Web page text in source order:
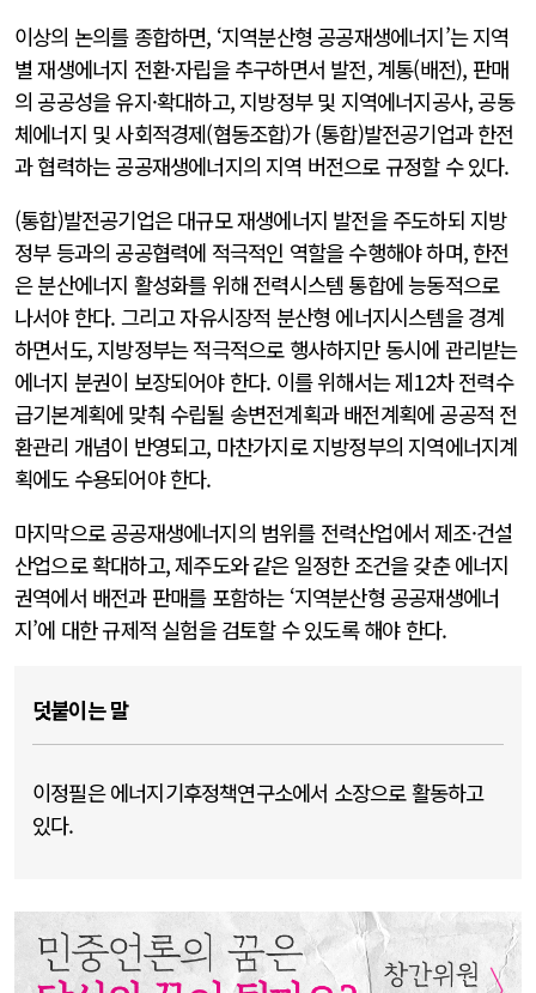
이상의 논의를 종합하면, ‘지역분산형 공공재생에너지’는 지역
별 재생에너지 전환·자립을 추구하면서 발전, 계통(배전), 판매
의 공공성을 유지·확대하고, 지방정부 및 지역에너지공사, 공동
체에너지 및 사회적경제(협동조합)가 (통합)발전공기업과 한전
과 협력하는 공공재생에너지의 지역 버전으로 규정할 수 있다.
(통합)발전공기업은 대규모 재생에너지 발전을 주도하되 지방
정부 등과의 공공협력에 적극적인 역할을 수행해야 하며, 한전
은 분산에너지 활성화를 위해 전력시스템 통합에 능동적으로
나서야 한다. 그리고 자유시장적 분산형 에너지시스템을 경계
하면서도, 지방정부는 적극적으로 행사하지만 동시에 관리받는
에너지 분권이 보장되어야 한다. 이를 위해서는 제12차 전력수
급기본계획에 맞춰 수립될 송변전계획과 배전계획에 공공적 전
환관리 개념이 반영되고, 마찬가지로 지방정부의 지역에너지계
획에도 수용되어야 한다.
마지막으로 공공재생에너지의 범위를 전력산업에서 제조·건설
산업으로 확대하고, 제주도와 같은 일정한 조건을 갖춘 에너지
권역에서 배전과 판매를 포함하는 ‘지역분산형 공공재생에너
지’에 대한 규제적 실험을 검토할 수 있도록 해야 한다.
덧붙이는 말
이정필은 에너지기후정책연구소에서 소장으로 활동하고
있다.